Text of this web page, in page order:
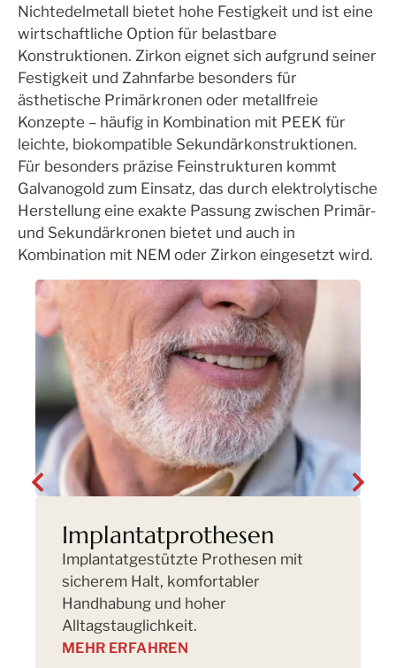
Nichtedelmetall bietet hohe Festigkeit und ist eine
wirtschaftliche Option für belastbare
Konstruktionen. Zirkon eignet sich aufgrund seiner
Festigkeit und Zahnfarbe besonders für
ästhetische Primärkronen oder metallfreie
Konzepte – häufig in Kombination mit PEEK für
leichte, biokompatible Sekundärkonstruktionen.
Für besonders präzise Feinstrukturen kommt
Galvanogold zum Einsatz, das durch elektrolytische
Herstellung eine exakte Passung zwischen Primär-
und Sekundärkronen bietet und auch in
Kombination mit NEM oder Zirkon eingesetzt wird.
Implantatprothesen
Implantatgestützte Prothesen mit
sicherem Halt, komfortabler
Handhabung und hoher
Alltagstauglichkeit.
MEHR ERFAHREN